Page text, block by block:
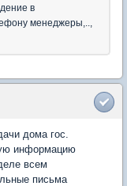
в
менеджеры,..,
дома гос.
информацию
всем
письма